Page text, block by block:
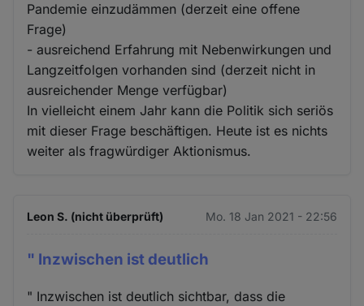
Pandemie einzudämmen (derzeit eine offene
Frage)
- ausreichend Erfahrung mit Nebenwirkungen und
Langzeitfolgen vorhanden sind (derzeit nicht in
ausreichender Menge verfügbar)
In vielleicht einem Jahr kann die Politik sich seriös
mit dieser Frage beschäftigen. Heute ist es nichts
weiter als fragwürdiger Aktionismus.
Leon S. (nicht überprüft) Mo. 18 Jan 2021 - 22:56
" Inzwischen ist deutlich
" Inzwischen ist deutlich sichtbar, dass die